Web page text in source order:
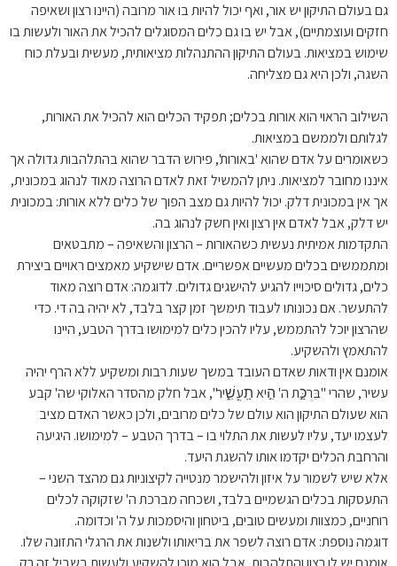
גם בעולם התיקון יש אור, ואף יכול להיות בו אור מרובה (היינו רצון ושאיפה
חזקים ועוצמתיים), אבל יש בו גם כלים המסוגלים להכיל את האור ולעשות בו
שימוש במציאות. בעולם התיקון ההתנהלות מציאותית, מעשית ובעלת כוח
השגה, ולכן היא גם מצליחה.
השילוב הראוי הוא אורות בכלים; תפקיד הכלים הוא להכיל את האורות,
לגלותם ולממשם במציאות.
כשאומרים על אדם שהוא 'באורות', פירוש הדבר שהוא בהתלהבות גדולה אך
איננו מחובר למציאות. ניתן להמשיל זאת לאדם הרוצה מאוד לנהוג במכונית,
אך אין במכונית דלק. יכול להיות גם מצב הפוך של כלים ללא אורות: במכונית
יש דלק, אבל לאדם אין רצון ואין חשק לנהוג בה.
התקדמות אמיתית נעשית כשהאורות – הרצון והשאיפה – מתבטאים
ומתממשים בכלים מעשיים אפשריים. אדם שישקיע מאמצים ראויים ביצירת
כלים, גדולים סיכוייו להגיע להישגים גדולים. לדוגמה: אדם רוצה מאוד
להתעשר. אם נכונותו לעבוד תימשך זמן קצר בלבד, לא יהיה בה די. כדי
שהרצון יוכל להתממש, עליו להכין כלים למימושו בדרך הטבע, היינו
להתאמץ ולהשקיע.
אומנם אין ודאות שאדם העובד במשך שעות רבות ומשקיע ללא הרף יהיה
עשיר, שהרי "בִּרְכַּ֣ת ה' הִ֣יא תַֽעֲשִׁ֑יר", אבל חלק מהסדר האלוקי שה' קבע
הוא שעולם התיקון הוא עולם של כלים מרובים, ולכן כאשר האדם מציב
לעצמו יעד, עליו לעשות את התלוי בו – בדרך הטבע – למימושו. היגיעה
והרחבת הכלים יקדמו אותו להשגת היעד.
אלא שיש לשמור על איזון ולהישמר מנטייה לקיצוניות גם מהצד השני –
התעסקות בכלים הגשמיים בלבד, ושכחה מברכת ה' שזקוקה לכלים
רוחניים, כמצוות ומעשים טובים, ביטחון והיסמכות על ה' וכדומה.
דוגמה נוספת: אדם רוצה לשפר את בריאותו ולשנות את הרגלי התזונה שלו.